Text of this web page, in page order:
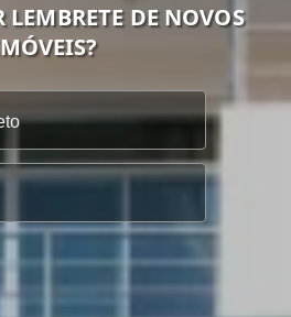
LEMBRETE DE NOVOS